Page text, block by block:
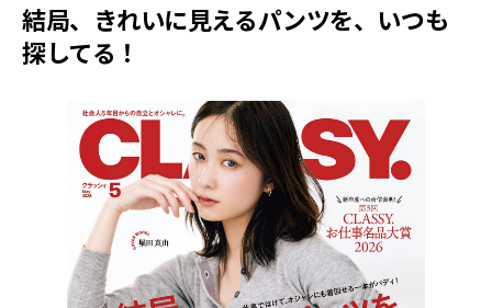
結局、きれいに見えるパンツを、いつも
探してる！